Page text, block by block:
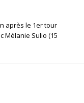
après le 1er tour
Mélanie Sulio (15